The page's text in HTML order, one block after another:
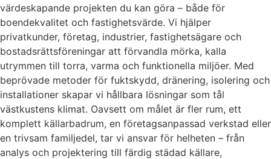
värdeskapande projekten du kan göra – både för
boendekvalitet och fastighetsvärde. Vi hjälper
privatkunder, företag, industrier, fastighetsägare och
bostadsrättsföreningar att förvandla mörka, kalla
utrymmen till torra, varma och funktionella miljöer. Med
beprövade metoder för fuktskydd, dränering, isolering och
installationer skapar vi hållbara lösningar som tål
västkustens klimat. Oavsett om målet är fler rum, ett
komplett källarbadrum, en företagsanpassad verkstad eller
en trivsam familjedel, tar vi ansvar för helheten – från
analys och projektering till färdig städad källare,